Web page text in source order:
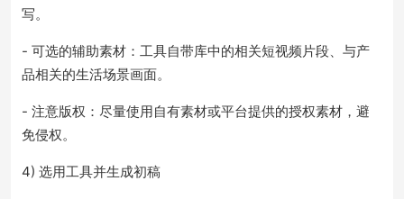
写。
- 可选的辅助素材：工具自带库中的相关短视频片段、与产
品相关的生活场景画面。
- 注意版权：尽量使用自有素材或平台提供的授权素材，避
免侵权。
4) 选用工具并生成初稿